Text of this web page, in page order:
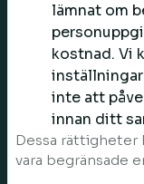
lämnat om
kostnad. Vi
inte att
innan ditt
Dessa rättigheter
vara begränsade